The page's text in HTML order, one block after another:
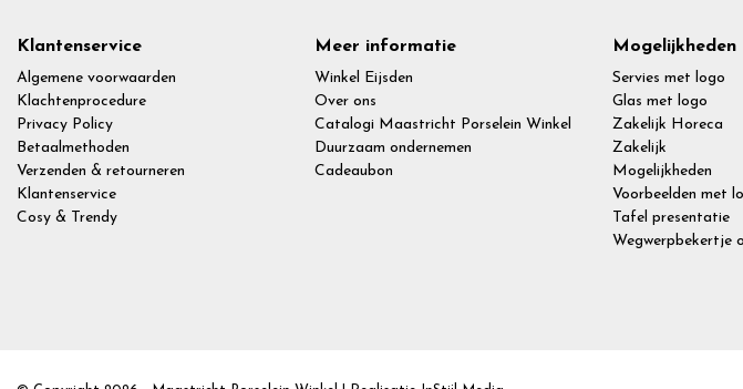
Klantenservice
Algemene voorwaarden
Klachtenprocedure
Privacy Policy
Betaalmethoden
Verzenden & retourneren
Klantenservice
Cosy & Trendy
Meer informatie
Winkel Eijsden
Over ons
Catalogi Maastricht Porselein Winkel
Duurzaam ondernemen
Cadeaubon
Mogelijkheden
Servies met logo
Glas met logo
Zakelijk Horeca
Zakelijk
Mogelijkheden
Voorbeelden met
Tafel presentatie
Wegwerpbekertje